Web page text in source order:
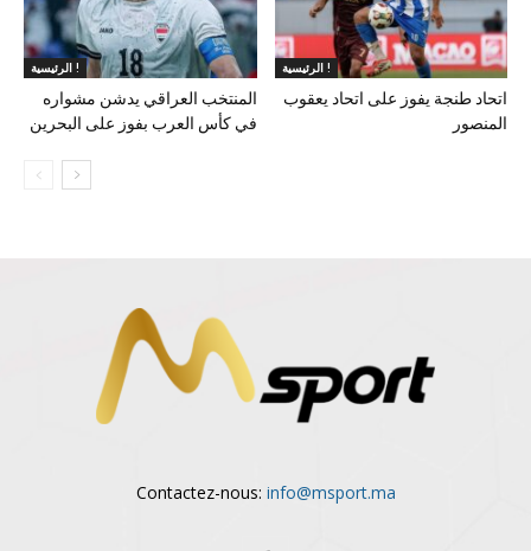
الرئيسية !
المنتخب العراقي يدشن مشواره
في كأس العرب بفوز على البحرين
الرئيسية !
اتحاد طنجة يفوز على اتحاد يعقوب
المنصور
Contactez-nous: info@msport.ma